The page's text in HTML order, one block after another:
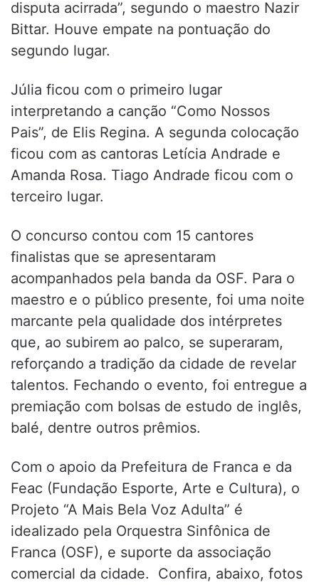
disputa acirrada”, segundo o maestro Nazir
Bittar. Houve empate na pontuação do
segundo lugar.
Júlia ficou com o primeiro lugar
interpretando a canção “Como Nossos
Pais”, de Elis Regina. A segunda colocação
ficou com as cantoras Letícia Andrade e
Amanda Rosa. Tiago Andrade ficou com o
terceiro lugar.
O concurso contou com 15 cantores
finalistas que se apresentaram
acompanhados pela banda da OSF. Para o
maestro e o público presente, foi uma noite
marcante pela qualidade dos intérpretes
que, ao subirem ao palco, se superaram,
reforçando a tradição da cidade de revelar
talentos. Fechando o evento, foi entregue a
premiação com bolsas de estudo de inglês,
balé, dentre outros prêmios.
Com o apoio da Prefeitura de Franca e da
Feac (Fundação Esporte, Arte e Cultura), o
Projeto “A Mais Bela Voz Adulta” é
idealizado pela Orquestra Sinfônica de
Franca (OSF), e suporte da associação
comercial da cidade. Confira, abaixo, fotos